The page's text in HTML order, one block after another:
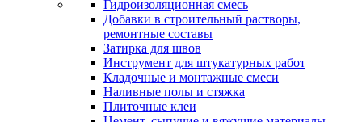
Гидроизоляционная смесь
Добавки в строительный растворы,
ремонтные составы
Затирка для швов
Инструмент для штукатурных работ
Кладочные и монтажные смеси
Наливные полы и стяжка
Плиточные клеи